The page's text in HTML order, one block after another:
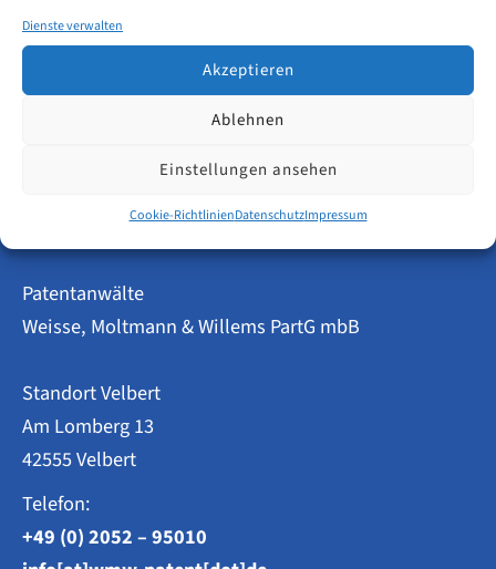
Dienste verwalten
Akzeptieren
Ablehnen
Einstellungen ansehen
Cookie-RichtlinienDatenschutzImpressum
belebt. Der Wert für 2025 liegt nur knapp unter dem
bisherigen Höchststand aus dem Jahr 2021.
Markenanmeldungen
Anmelder
Entwicklung
Überblick
Patentanwälte
Weisse, Moltmann & Willems PartG mbB
Standort Velbert
Am Lomberg 13
42555 Velbert
Telefon:
+49 (0) 2052 – 95010